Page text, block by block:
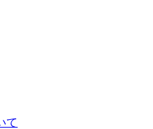
て